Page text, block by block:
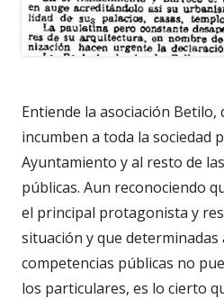
Entiende la asociación
incumben a toda la sociedad
Ayuntamiento y al resto de
públicas. Aun reconociendo
el principal protagonista y
situación y que determinadas
competencias públicas no
los particulares, es lo cierto